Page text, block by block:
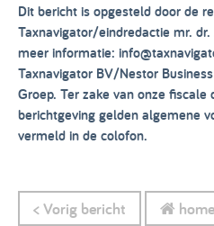
Dit bericht is opgesteld door de
Taxnavigator/eindredactie mr. dr.
meer informatie:
Taxnavigator BV/Nestor
Groep. Ter zake van onze fiscale
berichtgeving gelden algemene
vermeld in de colofon.
< Vorig bericht home